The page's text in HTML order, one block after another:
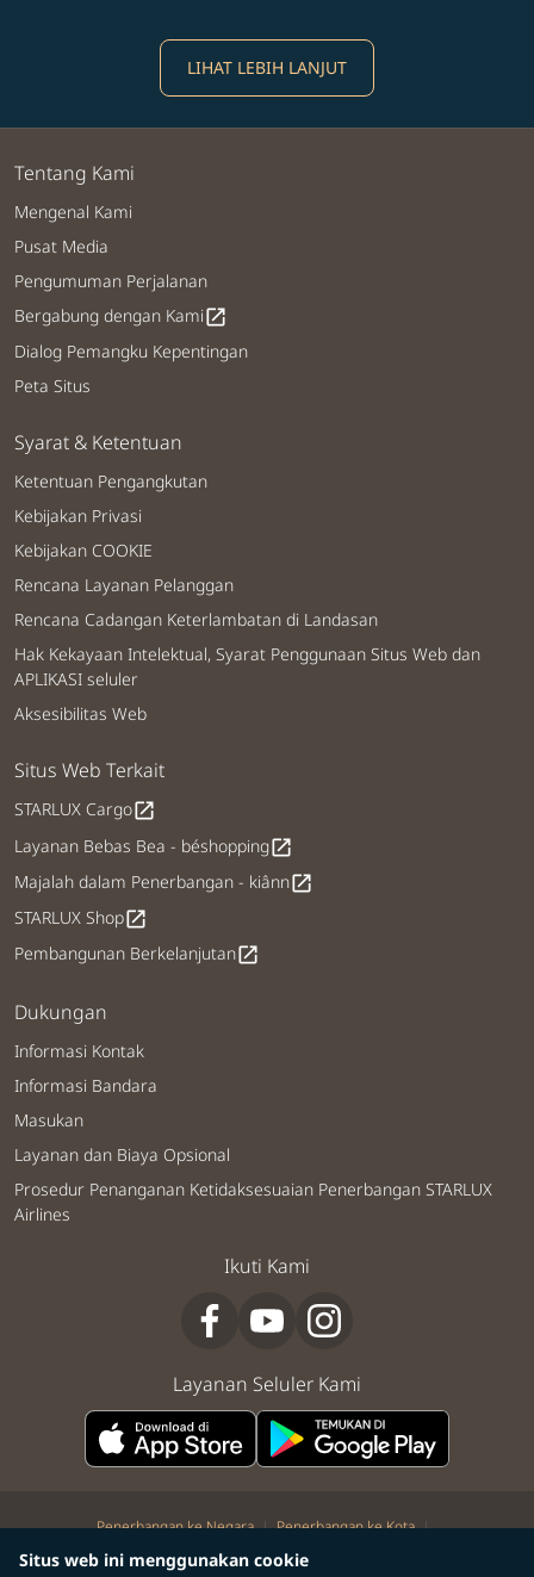
Situs web ini menggunakan cookie
LIHAT LEBIH LANJUT
Tentang Kami
Mengenal Kami
Pusat Media
Pengumuman Perjalanan
Bergabung dengan Kamiopen_in_new
Dialog Pemangku Kepentingan
Peta Situs
Syarat & Ketentuan
Ketentuan Pengangkutan
Kebijakan Privasi
Kebijakan COOKIE
Rencana Layanan Pelanggan
Rencana Cadangan Keterlambatan di Landasan
Hak Kekayaan Intelektual, Syarat Penggunaan Situs Web dan
APLIKASI seluler
Aksesibilitas Web
Situs Web Terkait
STARLUX Cargoopen_in_new
Layanan Bebas Bea - béshoppingopen_in_new
Majalah dalam Penerbangan - kiânnopen_in_new
STARLUX Shopopen_in_new
Pembangunan Berkelanjutanopen_in_new
Dukungan
Informasi Kontak
Informasi Bandara
Masukan
Layanan dan Biaya Opsional
Prosedur Penanganan Ketidaksesuaian Penerbangan STARLUX
Airlines
Ikuti Kami
Layanan Seluler Kami
Penerbangan ke Negara | Penerbangan ke Kota |
Penerbangan kota ke kota | Penerbangan kota ke negara